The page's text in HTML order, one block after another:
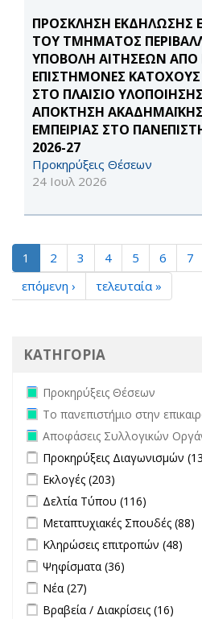
ΠΡΟΣΚΛΗΣΗ ΕΚΔΗΛΩΣΗΣ
ΤΟΥ ΤΜΗΜΑΤΟΣ
ΥΠΟΒΟΛΗ ΑΙΤΗΣΕΩΝ ΑΠΟ
ΕΠΙΣΤΗΜΟΝΕΣ
ΣΤΟ ΠΛΑΙΣΙΟ
ΑΠΟΚΤΗΣΗ ΑΚΑΔΗΜΑΪΚΗΣ
ΕΜΠΕΙΡΙΑΣ ΣΤΟ
2026-27
Προκηρύξεις Θέσεων
24 Ιουλ 2026
1 2 3 4 5 6 7
επόμενη ›
τελευταία »
ΚΑΤΗΓΟΡΙΑ
Remove Προκηρύξεις Θέσεων
Προκηρύξεις Θέσεων
Remove Το πανεπιστήμιο
Το πανεπιστήμιο στην
Remove Αποφάσεις
Αποφάσεις Συλλογικών
Apply Προκηρύξεις
Προκηρύξεις Διαγωνισμών
Apply Εκλογές filter
Εκλογές (203)
Apply Δελτία Τύπου filter
Δελτία Τύπου (116)
Apply Μεταπτυχιακές
Μεταπτυχιακές Σπουδές (88)
Apply Κληρώσεις επιτροπών
Κληρώσεις επιτροπών (48)
Apply Ψηφίσματα filter
Ψηφίσματα (36)
Apply Νέα filter
Νέα (27)
Apply Βραβεία / Διακρίσεις
Βραβεία / Διακρίσεις (16)